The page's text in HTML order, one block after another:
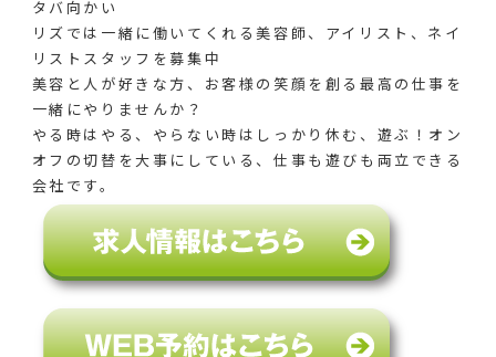
タバ向かい
リズでは一緒に働いてくれる美容師、アイリスト、ネイ
リストスタッフを募集中
美容と人が好きな方、お客様の笑顔を創る最高の仕事を
一緒にやりませんか？
やる時はやる、やらない時はしっかり休む、遊ぶ！オン
オフの切替を大事にしている、仕事も遊びも両立できる
会社です。